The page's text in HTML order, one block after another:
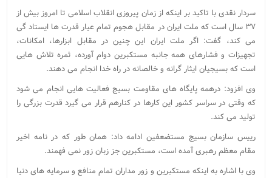
سردار نقدی با تاکید بر اینکه از زمان پیروزی انقلاب اسلامی تا امروز بیش از
۳۷ سال است که ملت ایران در مقابل هجوم تمام عیار قدرت ها ایستاد گی
می کند، گفت: اگر ملت ایران این چنین در مقابل ابزارها، امکانات،
تجهیزات و فشارهای همه جانبه مستکبرین دوام آورده، ثمره تلاش هایی
است که بسیجیان ایثار گرانه و خالصانه در راه خدا انجام می دهند.
وی افزود: درهمه پایگاه های مقاومت بسیج فعالیت هایی انجام می شود
که وقتی در سراسر کشور این کارها در کنارهم قرار می گیرد قدرت بزرگی را
تولید می کند.
رییس سازمان بسیج مستضعفین ادامه داد: همان طور که در نامه اخیر
مقام معظم رهبری آمده است، مستکبرین جز زبان زور نمی فهمند.
وی با اشاره به اینکه مستکبرین و زور مداران تمام منافع و سرمایه های دنیا